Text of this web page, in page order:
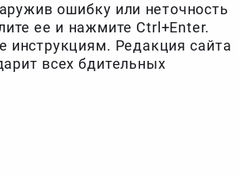
ошибку или неточность
ее и нажмите Ctrl+Enter.
инструкциям. Редакция сайта
всех бдительных